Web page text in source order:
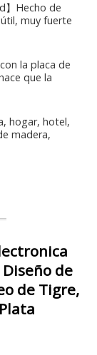
】Hecho de
muy fuerte
la placa de
que la
hogar, hotel,
madera,
de
de Tigre,